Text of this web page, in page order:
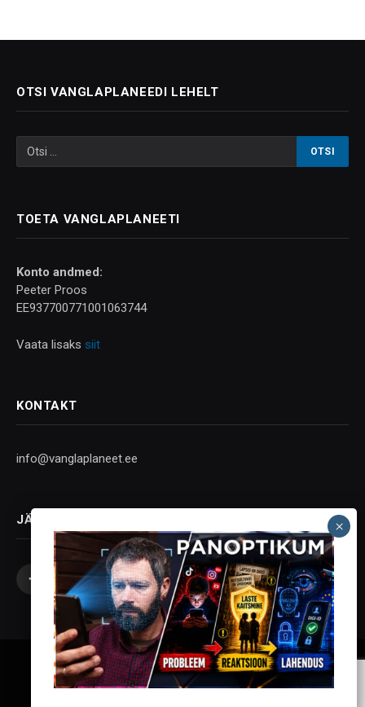
OTSI VANGLAPLANEEDI LEHELT
TOETA VANGLAPLANEETI
Konto andmed:
Peeter Proos
EE937700771001063744
Vaata lisaks siit
KONTAKT
info@vanglaplaneet.ee
JÄLGI SOTSIAALMEEDIAS
Facebook
X
(Twitter)
InstagramYouTubeTelegram
Vanglaplaneet - Vastupanu Vaim